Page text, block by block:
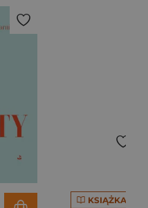
KSIĄŻKA